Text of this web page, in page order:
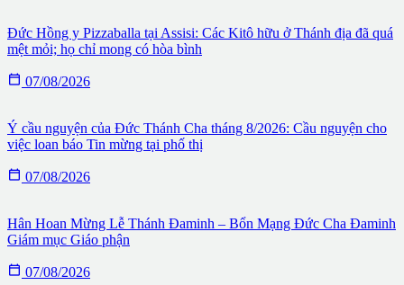
Đức Hồng y Pizzaballa tại Assisi: Các Kitô hữu ở Thánh địa đã quá
mệt mỏi; họ chỉ mong có hòa bình
 07/08/2026
Ý cầu nguyện của Đức Thánh Cha tháng 8/2026: Cầu nguyện cho
việc loan báo Tin mừng tại phố thị
 07/08/2026
Hân Hoan Mừng Lễ Thánh Đaminh – Bổn Mạng Đức Cha Đaminh
Giám mục Giáo phận
 07/08/2026